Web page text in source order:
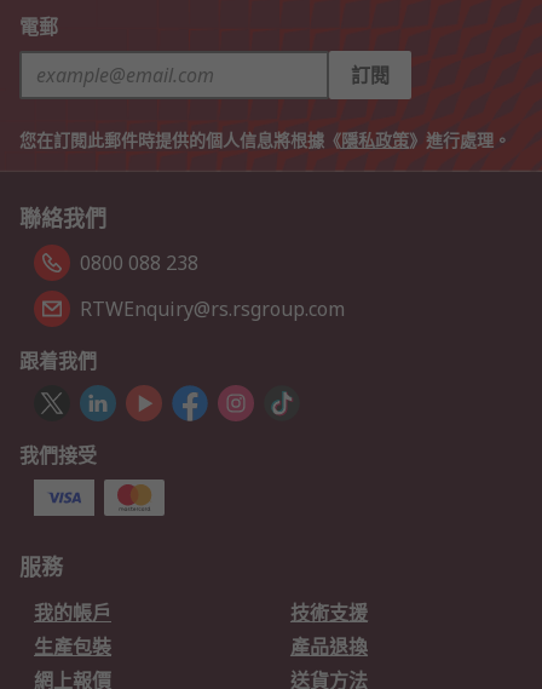
電郵
訂閱
您在訂閱此郵件時提供的個人信息將根據《隱私政策》進行處理。
聯絡我們
0800 088 238
RTWEnquiry@rs.rsgroup.com
跟着我們
我們接受
服務
我的帳戶
技術支援
生產包裝
產品退換
網上報價
送貨方法